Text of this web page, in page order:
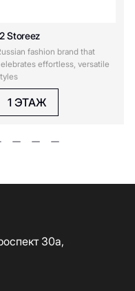
Storeez
fashion brand that
effortless, versatile
1 ЭТАЖ
30а,